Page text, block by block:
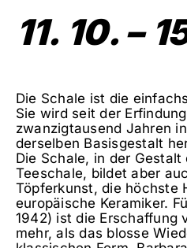
11.⁠ 10. –
Die Schale ist die
Sie wird seit der
zwanzigtausend Jahren
derselben Basisgestalt
Die Schale, in der
Teeschale, bildet aber
Töpferkunst, die höchste
europäische Keramiker.
1942) ist die Erschaffung
mehr, als das blosse